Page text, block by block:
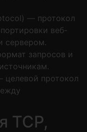
— протокол
веб-
сервером.
запросов и
целевой протокол
TCP,